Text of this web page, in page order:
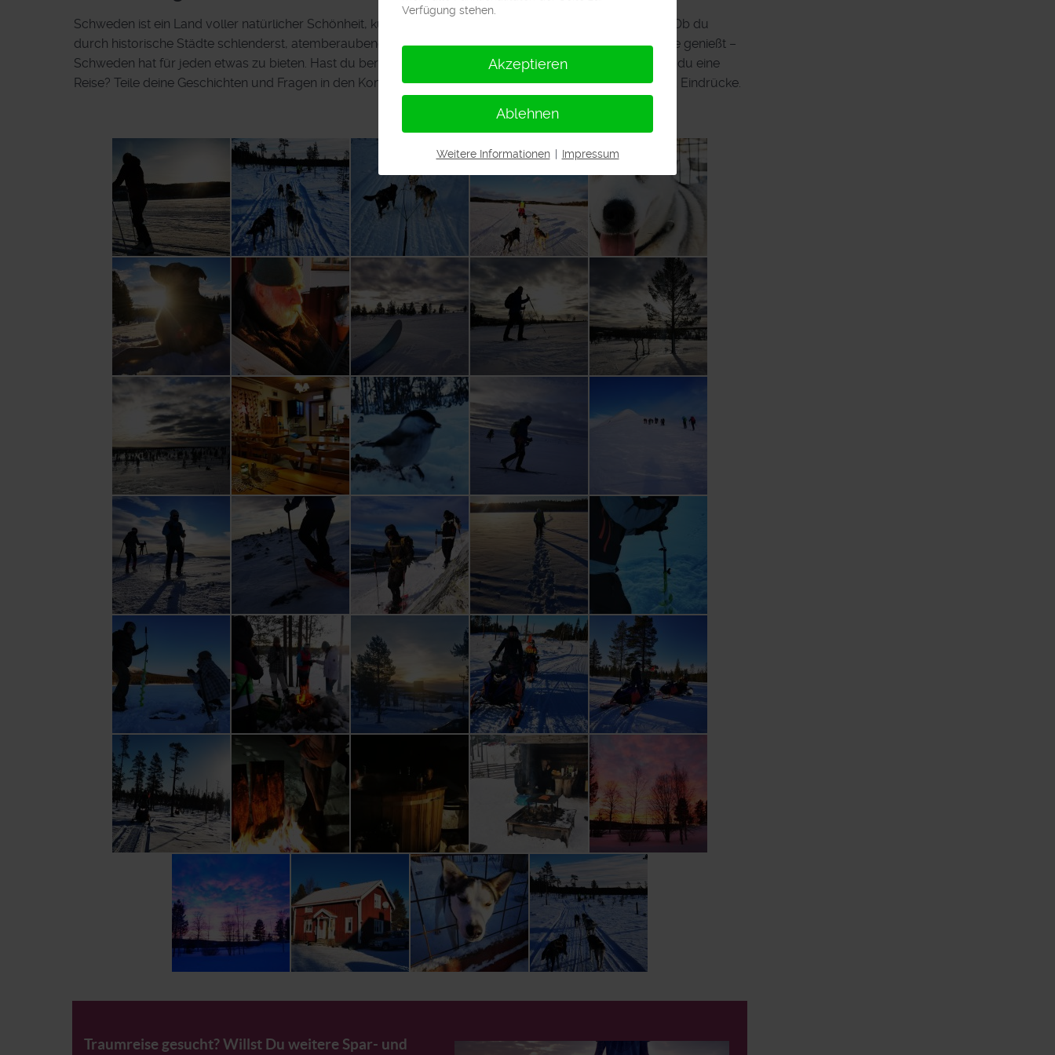
Schweden ist ein Land voller natürlicher Schönheit, kultureller Schätze und herzlicher Gastfreundschaft. Ob du
durch historische Städte schlenderst, atemberaubende Landschaften erkundest oder die köstliche Küche genießt –
Schweden hat für jeden etwas zu bieten. Hast du bereits Erfahrungen in Schweden gemacht oder planst du eine
Reise? Teile deine Geschichten und Fragen in den Kommentaren! Wir freuen uns auf deine Erlebnisse und Eindrücke.
Traumreise gesucht? Willst Du weitere Spar- und
Verfügung stehen.
Akzeptieren
Ablehnen
Weitere Informationen | Impressum